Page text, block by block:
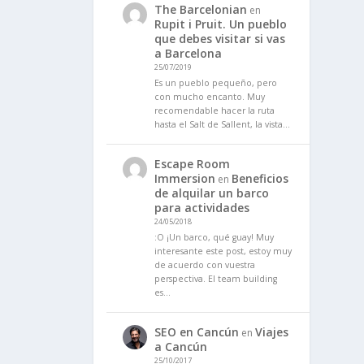
The Barcelonian en
Rupit i Pruit. Un pueblo
que debes visitar si vas
a Barcelona
25/07/2019
Es un pueblo pequeño, pero
con mucho encanto. Muy
recomendable hacer la ruta
hasta el Salt de Sallent, la vista…
Escape Room
Immersion en Beneficios
de alquilar un barco
para actividades
24/05/2018
:O ¡Un barco, qué guay! Muy
interesante este post, estoy muy
de acuerdo con vuestra
perspectiva. El team building
es…
SEO en Cancún en Viajes
a Cancún
25/10/2017